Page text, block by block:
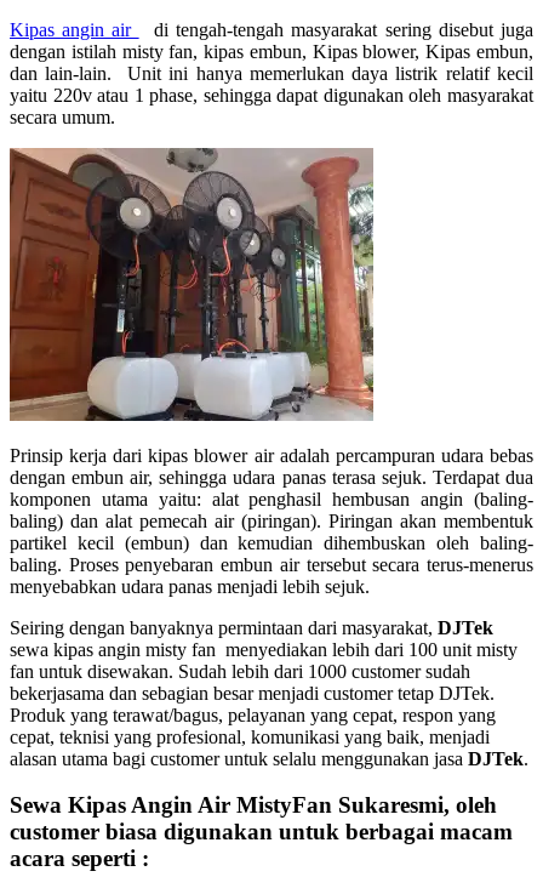
Kipas angin air
di tengah-tengah masyarakat sering disebut juga
dengan istilah misty fan, kipas embun, Kipas blower, Kipas embun,
dan lain-lain. Unit ini hanya memerlukan daya listrik relatif kecil
yaitu 220v atau 1 phase, sehingga dapat digunakan oleh masyarakat
secara umum.
Prinsip kerja dari kipas blower air adalah percampuran udara bebas
dengan embun air, sehingga udara panas terasa sejuk. Terdapat dua
komponen utama yaitu: alat penghasil hembusan angin (baling-
baling) dan alat pemecah air (piringan). Piringan akan membentuk
partikel kecil (embun) dan kemudian dihembuskan oleh baling-
baling. Proses penyebaran embun air tersebut secara terus-menerus
menyebabkan udara panas menjadi lebih sejuk.
Seiring dengan banyaknya permintaan dari masyarakat, DJTek
sewa kipas angin misty fan menyediakan lebih dari 100 unit misty
fan untuk disewakan. Sudah lebih dari 1000 customer sudah
bekerjasama dan sebagian besar menjadi customer tetap DJTek.
Produk yang terawat/bagus, pelayanan yang cepat, respon yang
cepat, teknisi yang profesional, komunikasi yang baik, menjadi
alasan utama bagi customer untuk selalu menggunakan jasa DJTek.
Sewa Kipas Angin Air MistyFan Sukaresmi, oleh
customer biasa digunakan untuk berbagai macam
acara seperti :